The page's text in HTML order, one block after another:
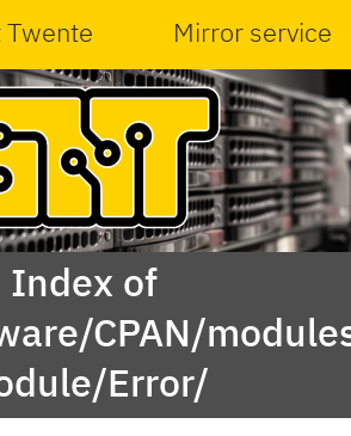
Twente Mirror service
Index of
CPAN/
Error/